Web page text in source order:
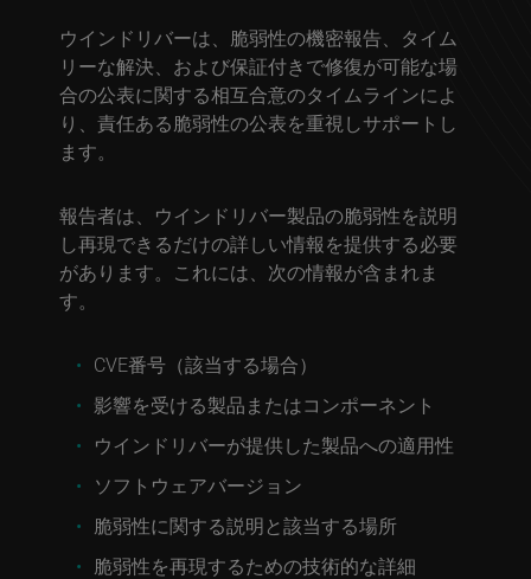
ウインドリバーは、脆弱性の機密報告、タイム
リーな解決、および保証付きで修復が可能な場
合の公表に関する相互合意のタイムラインによ
り、責任ある脆弱性の公表を重視しサポートし
ます。
報告者は、ウインドリバー製品の脆弱性を説明
し再現できるだけの詳しい情報を提供する必要
があります。これには、次の情報が含まれま
す。
CVE番号（該当する場合）
影響を受ける製品またはコンポーネント
ウインドリバーが提供した製品への適用性
ソフトウェアバージョン
脆弱性に関する説明と該当する場所
脆弱性を再現するための技術的な詳細